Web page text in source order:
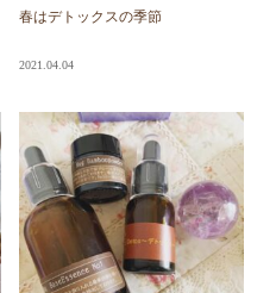
春はデトックスの季節
2021.04.04